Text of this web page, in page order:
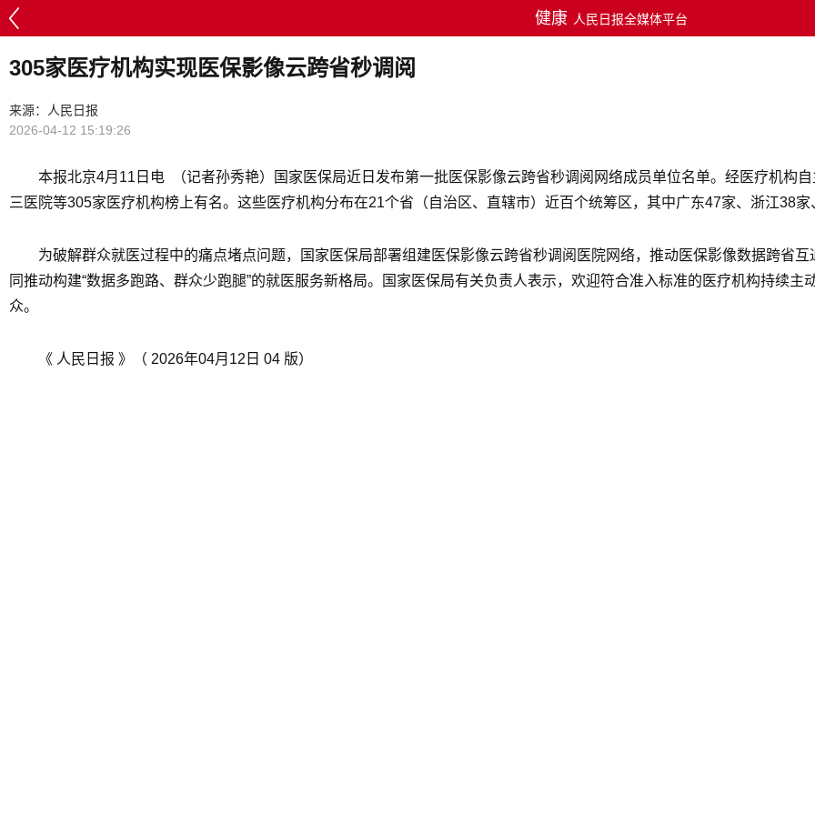
健康 人民日报全媒体平台
305家医疗机构实现医保影像云跨省秒调阅
来源：人民日报
2026-04-12 15:19:26
本报北京4月11日电 （记者孙秀艳）国家医保局近日发布第一批医保影像云跨省秒调阅网络成员单位名单。经医疗机构
三医院等305家医疗机构榜上有名。这些医疗机构分布在21个省（自治区、直辖市）近百个统筹区，其中广东47家、浙江38家
为破解群众就医过程中的痛点堵点问题，国家医保局部署组建医保影像云跨省秒调阅医院网络，推动医保影像数据跨省
同推动构建“数据多跑路、群众少跑腿”的就医服务新格局。国家医保局有关负责人表示，欢迎符合准入标准的医疗机构持续
众。
《 人民日报 》（ 2026年04月12日 04 版）